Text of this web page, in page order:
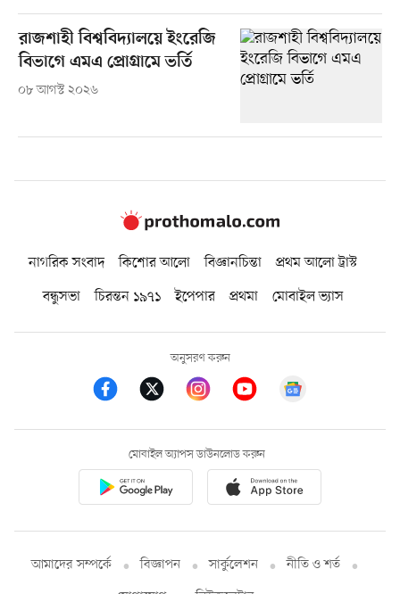
রাজশাহী বিশ্ববিদ্যালয়ে ইংরেজি
বিভাগে এমএ প্রোগ্রামে ভর্তি
০৮ আগস্ট ২০২৬
নাগরিক সংবাদ কিশোর আলো বিজ্ঞানচিন্তা
প্রথম আলো ট্রাস্ট
বন্ধুসভা
চিরন্তন ১৯৭১ ইপেপার প্রথমা মোবাইল ভ্যাস
অনুসরণ করুন
মোবাইল অ্যাপস ডাউনলোড করুন
আমাদের সম্পর্কে বিজ্ঞাপন সার্কুলেশন
নীতি ও শর্ত